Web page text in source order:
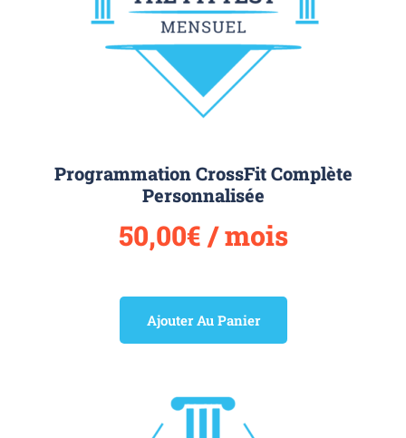
Programmation CrossFit Complète
Personnalisée
50,00€ / mois
Ajouter Au Panier